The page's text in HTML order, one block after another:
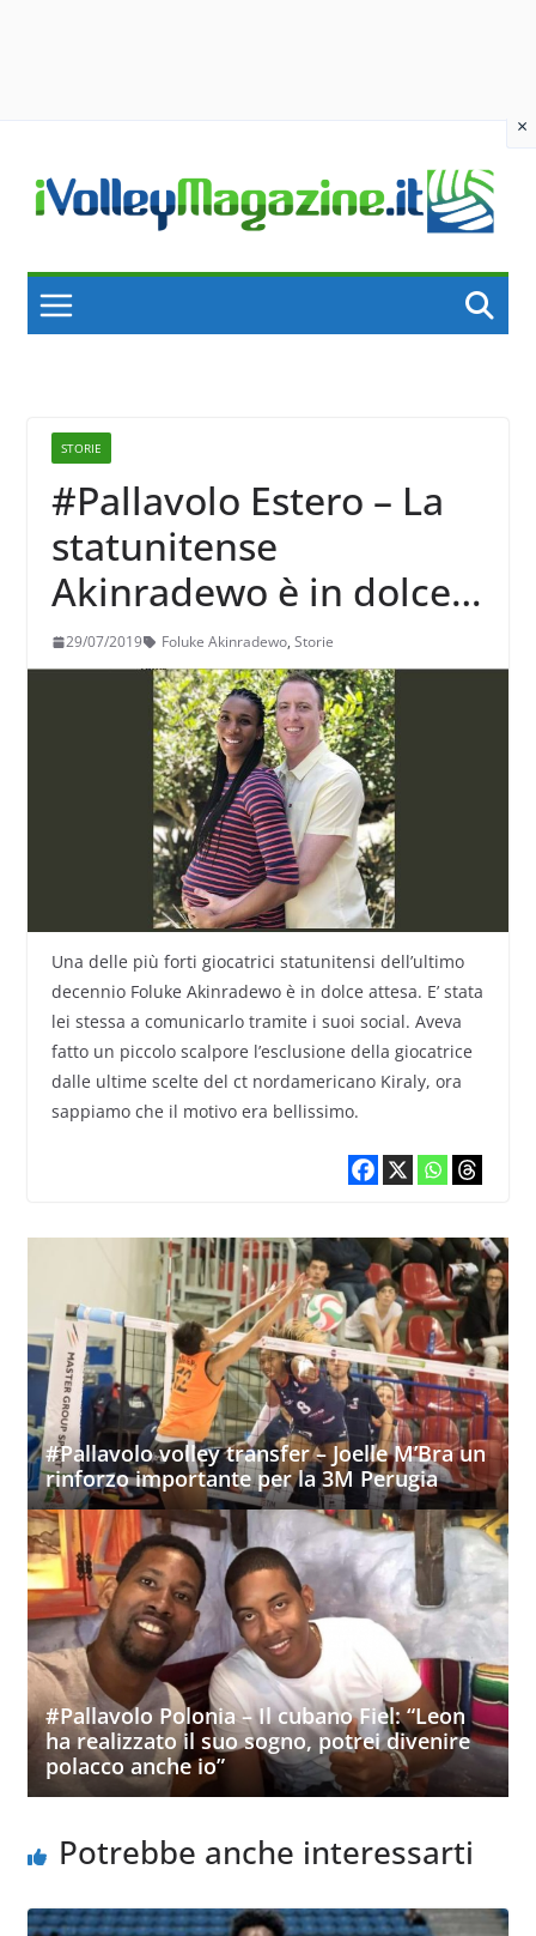
×
content
STORIE
#Pallavolo Estero – La
statunitense
Akinradewo è in dolce
attesa
29/07/2019 Foluke Akinradewo, Storie
Una delle più forti giocatrici statunitensi dell’ultimo
decennio Foluke Akinradewo è in dolce attesa. E’ stata
lei stessa a comunicarlo tramite i suoi social. Aveva
fatto un piccolo scalpore l’esclusione della giocatrice
dalle ultime scelte del ct nordamericano Kiraly, ora
sappiamo che il motivo era bellissimo.
#Pallavolo volley transfer – Joelle M’Bra un
rinforzo importante per la 3M Perugia
#Pallavolo Polonia – Il cubano Fiel: “Leon
ha realizzato il suo sogno, potrei divenire
polacco anche io”
Potrebbe anche interessarti